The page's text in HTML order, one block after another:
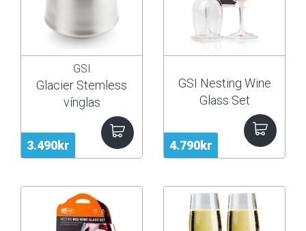
3.490kr
GSI
Glacier Stemless
vínglas
4.790kr
GSI Nesting Wine
Glass Set